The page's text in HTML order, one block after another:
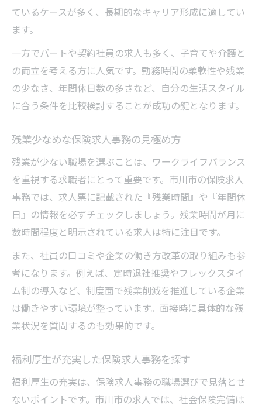
ているケースが多く、長期的なキャリア形成に適してい
ます。
一方でパートや契約社員の求人も多く、子育てや介護と
の両立を考える方に人気です。勤務時間の柔軟性や残業
の少なさ、年間休日数の多さなど、自分の生活スタイル
に合う条件を比較検討することが成功の鍵となります。
残業少なめな保険求人事務の見極め方
残業が少ない職場を選ぶことは、ワークライフバランス
を重視する求職者にとって重要です。市川市の保険求人
事務では、求人票に記載された『残業時間』や『年間休
日』の情報を必ずチェックしましょう。残業時間が月に
数時間程度と明示されている求人は特に注目です。
また、社員の口コミや企業の働き方改革の取り組みも参
考になります。例えば、定時退社推奨やフレックスタイ
ム制の導入など、制度面で残業削減を推進している企業
は働きやすい環境が整っています。面接時に具体的な残
業状況を質問するのも効果的です。
福利厚生が充実した保険求人事務を探す
福利厚生の充実は、保険求人事務の職場選びで見落とせ
ないポイントです。市川市の求人では、社会保険完備は